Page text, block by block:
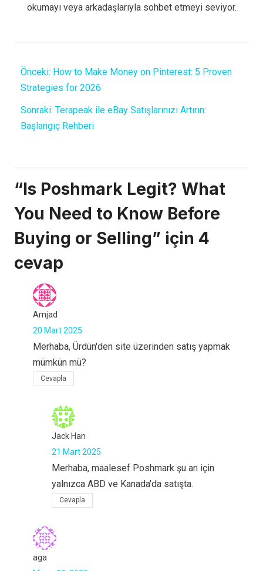
okumayı veya arkadaşlarıyla sohbet etmeyi seviyor.
Önceki: How to Make Money on Pinterest: 5 Proven
Strategies for 2026
Sonraki: Terapeak ile eBay Satışlarınızı Artırın:
Başlangıç Rehberi
“Is Poshmark Legit? What
You Need to Know Before
Buying or Selling” için 4
cevap
Amjad
20 Mart 2025
Merhaba, Ürdün'den site üzerinden satış yapmak
mümkün mü?
Cevapla
Jack Han
21 Mart 2025
Merhaba, maalesef Poshmark şu an için
yalnızca ABD ve Kanada'da satışta.
Cevapla
aga